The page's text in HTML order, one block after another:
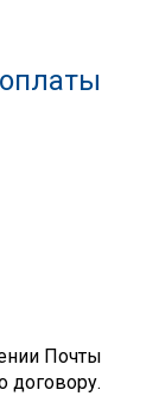
оплаты
Почты
договору.